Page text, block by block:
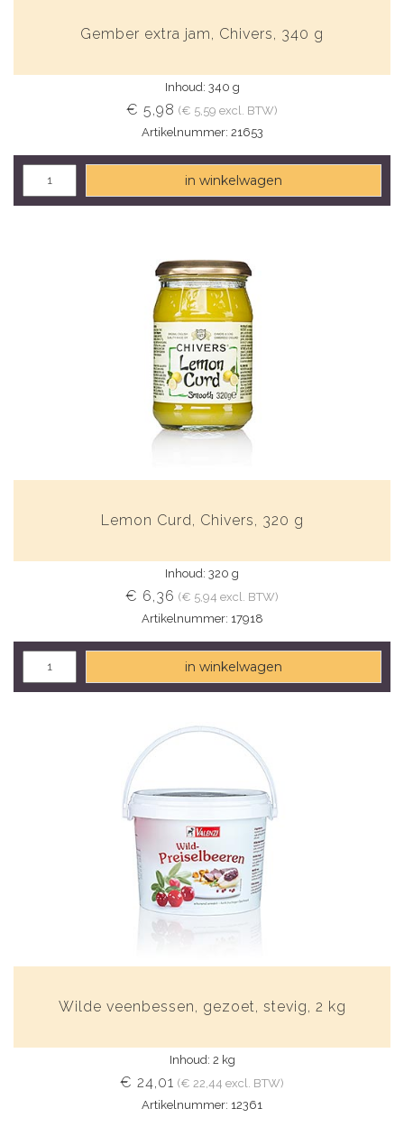
Gember extra jam, Chivers, 340 g
Inhoud: 340 g
€ 5,98 (€ 5,59 excl. BTW)
Artikelnummer: 21653
in winkelwagen
Lemon Curd, Chivers, 320 g
Inhoud: 320 g
€ 6,36 (€ 5,94 excl. BTW)
Artikelnummer: 17918
in winkelwagen
Wilde veenbessen, gezoet, stevig, 2 kg
Inhoud: 2 kg
€ 24,01 (€ 22,44 excl. BTW)
Artikelnummer: 12361